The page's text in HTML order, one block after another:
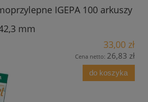
IGEPA 100 arkuszy
mm
33,00 zł
Cena netto: 26,83 zł
do koszyka